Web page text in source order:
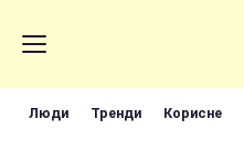
Люди Тренди Корисне